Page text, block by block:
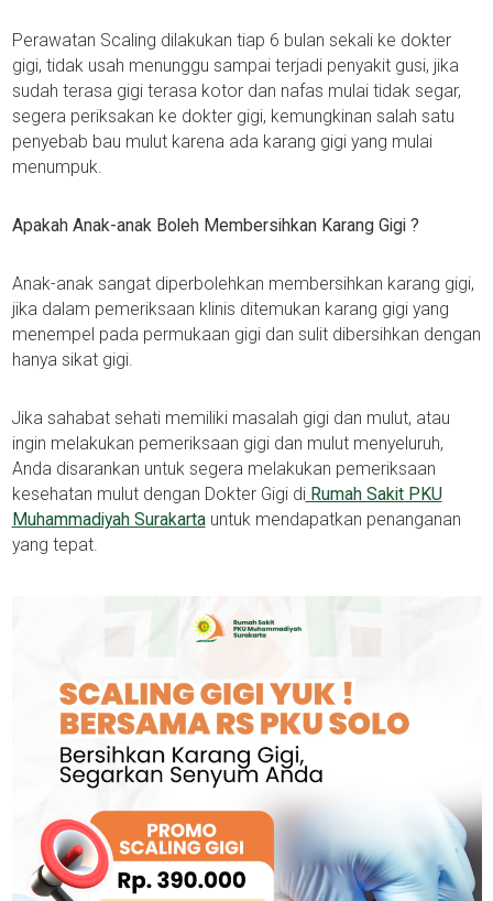
Perawatan Scaling dilakukan tiap 6 bulan sekali ke dokter
gigi, tidak usah menunggu sampai terjadi penyakit gusi, jika
sudah terasa gigi terasa kotor dan nafas mulai tidak segar,
segera periksakan ke dokter gigi, kemungkinan salah satu
penyebab bau mulut karena ada karang gigi yang mulai
menumpuk.
Apakah Anak-anak Boleh Membersihkan Karang Gigi ?
Anak-anak sangat diperbolehkan membersihkan karang gigi,
jika dalam pemeriksaan klinis ditemukan karang gigi yang
menempel pada permukaan gigi dan sulit dibersihkan dengan
hanya sikat gigi.
Jika sahabat sehati memiliki masalah gigi dan mulut, atau
ingin melakukan pemeriksaan gigi dan mulut menyeluruh,
Anda disarankan untuk segera melakukan pemeriksaan
kesehatan mulut dengan Dokter Gigi diRumah Sakit PKU
Muhammadiyah Surakartauntuk mendapatkan penanganan
yang tepat.